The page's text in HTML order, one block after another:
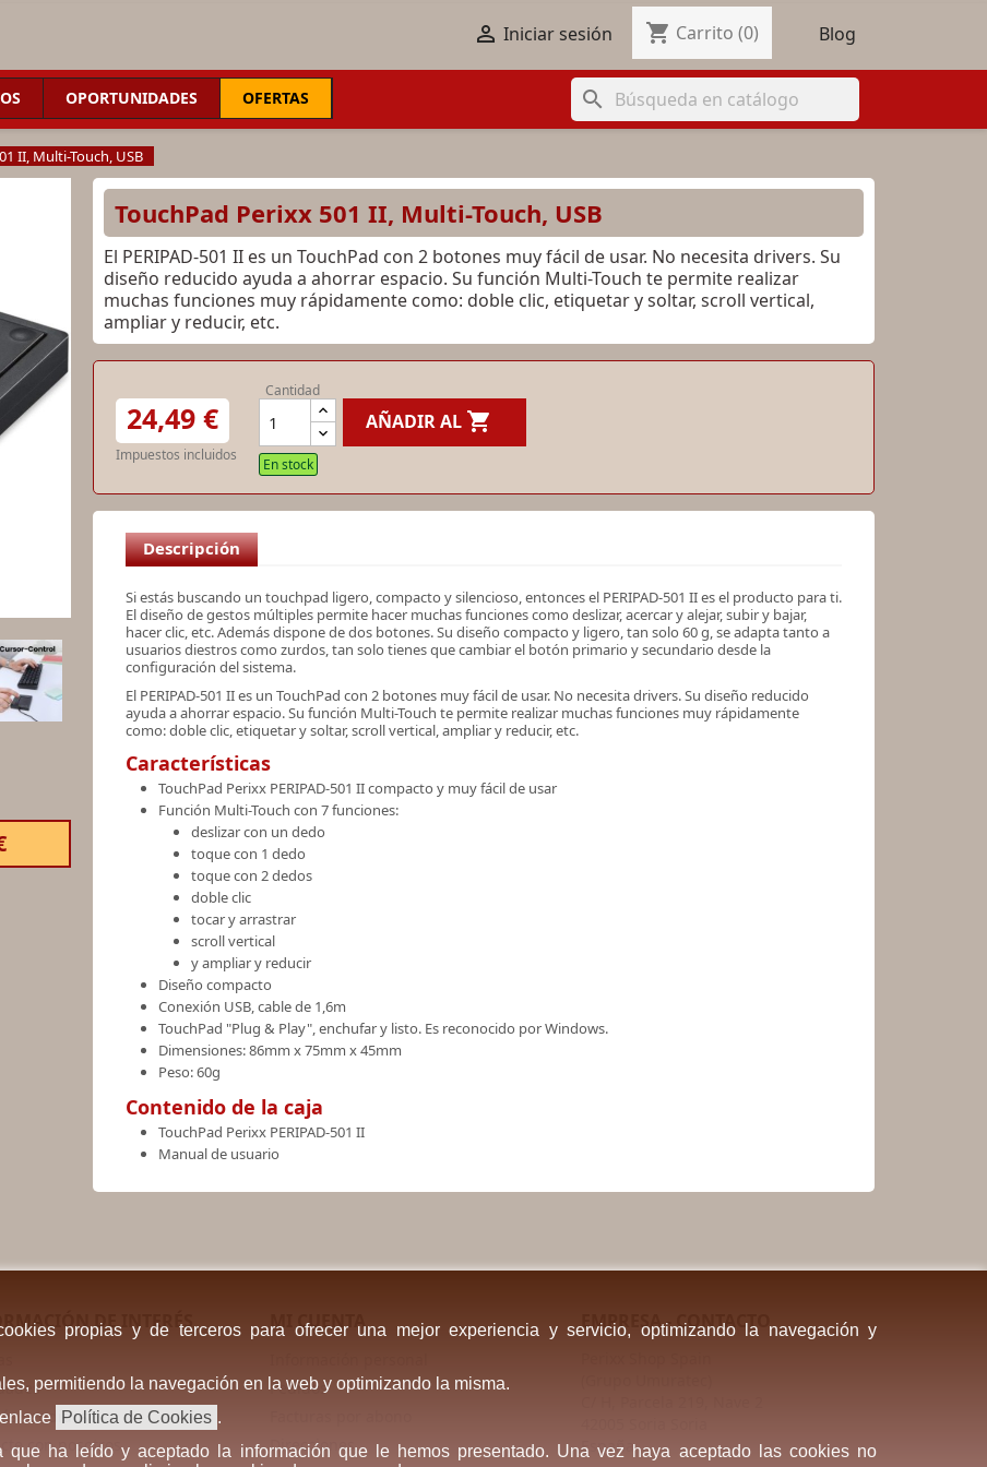
 Iniciar sesión shopping_cart Carrito (0) Blog
OPORTUNIDADES OFERTAS search
II, Multi-Touch, USB
TouchPad Perixx 501 II, Multi-Touch, USB
El PERIPAD-501 II es un TouchPad con 2 botones muy fácil de usar. No necesita drivers. Su
diseño reducido ayuda a ahorrar espacio. Su función Multi-Touch te permite realizar
muchas funciones muy rápidamente como: doble clic, etiquetar y soltar, scroll vertical,
ampliar y reducir, etc.
24,49 €
Impuestos incluidos
Cantidad
AÑADIR AL 
En stock
Descripción
Si estás buscando un touchpad ligero, compacto y silencioso, entonces el PERIPAD-501 II es el producto para ti.
El diseño de gestos múltiples permite hacer muchas funciones como deslizar, acercar y alejar, subir y bajar,
hacer clic, etc. Además dispone de dos botones. Su diseño compacto y ligero, tan solo 60 g, se adapta tanto a
usuarios diestros como zurdos, tan solo tienes que cambiar el botón primario y secundario desde la
configuración del sistema.
El PERIPAD-501 II es un TouchPad con 2 botones muy fácil de usar. No necesita drivers. Su diseño reducido
ayuda a ahorrar espacio. Su función Multi-Touch te permite realizar muchas funciones muy rápidamente
como: doble clic, etiquetar y soltar, scroll vertical, ampliar y reducir, etc.
Características
TouchPad Perixx PERIPAD-501 II compacto y muy fácil de usar
Función Multi-Touch con 7 funciones:
deslizar con un dedo
toque con 1 dedo
toque con 2 dedos
doble clic
tocar y arrastrar
scroll vertical
y ampliar y reducir
Diseño compacto
Conexión USB, cable de 1,6m
TouchPad "Plug & Play", enchufar y listo. Es reconocido por Windows.
Dimensiones: 86mm x 75mm x 45mm
Peso: 60g
Contenido de la caja
TouchPad Perixx PERIPAD-501 II
Manual de usuario
DE INTERÉS
vendidos
con nosotros
MI CUENTA
Pedidos
Direcciones
EMPRESA - CONTACTO
España
propias y de terceros para ofrecer una mejor experiencia y servicio, optimizando la navegación y
permitiendo la navegación en la web y optimizando la misma.
Política de Cookies .
que ha leído y aceptado la información que le hemos presentado. Una vez haya aceptado las cookies no